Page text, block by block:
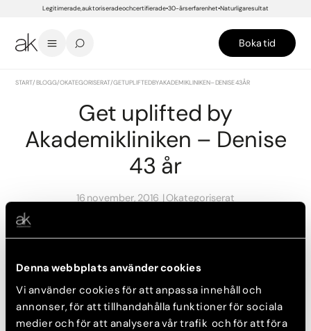
Denna webbplats använder cookies
Vi använder cookies för att anpassa innehåll och
annonser, för att tillhandahålla funktioner för sociala
medier och för att analysera vår trafik och för att föra
Legitimerade, auktoriserade och certifierade 30-års erfarenhet Naturliga resultat
Boka tid
START/BLOGG/OKATEGORISERAT/GET UPLIFTED BY AKADEMIKLINIKEN – DENISE 43 ÅR
Get uplifted by
Akademikliniken – Denise
43 år
16 november, 2016 Okategoriserat
Före Efter
Injektionssköterska Carita har använt sig avfillersför att nå
resultatet ovan.